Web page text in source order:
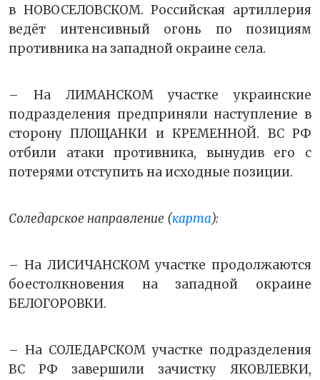
в НОВОСЕЛОВСКОМ. Российская артиллерия
ведёт интенсивный огонь по позициям
противника на западной окраине села.
– На ЛИМАНСКОМ участке украинские
подразделения предприняли наступление в
сторону ПЛОЩАНКИ и КРЕМЕННОЙ. ВС РФ
отбили атаки противника, вынудив его с
потерями отступить на исходные позиции.
Соледарское направление (карта):
– На ЛИСИЧАНСКОМ участке продолжаются
боестолкновения на западной окраине
БЕЛОГОРОВКИ.
– На СОЛЕДАРСКОМ участке подразделения
ВС РФ завершили зачистку ЯКОВЛЕВКИ,